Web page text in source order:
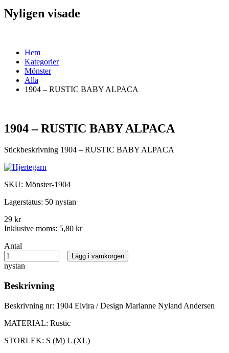
Nyligen visade
Hem
Kategorier
Mönster
Alla
1904 – RUSTIC BABY ALPACA
1904 – RUSTIC BABY ALPACA
Stickbeskrivning 1904 – RUSTIC BABY ALPACA
SKU: Mönster-1904
Lagerstatus: 50 nystan
29 kr
Inklusive moms: 5,80 kr
Antal
nystan
Lägg i varukorgen
Beskrivning
Beskrivning nr: 1904 Elvira / Design Marianne Nyland Andersen
MATERIAL: Rustic
STORLEK: S (M) L (XL)